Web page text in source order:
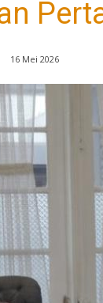
16 Mei 2026